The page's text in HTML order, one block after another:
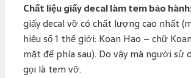
Chất liệu giấy decal làm tem bảo
giấy decal vỡ có chất lượng cao nhất
hiệu số 1 thế giới: Koan Hao – chữ
mặt đế phía sau). Do vậy mà người sử
gọi là tem vỡ.